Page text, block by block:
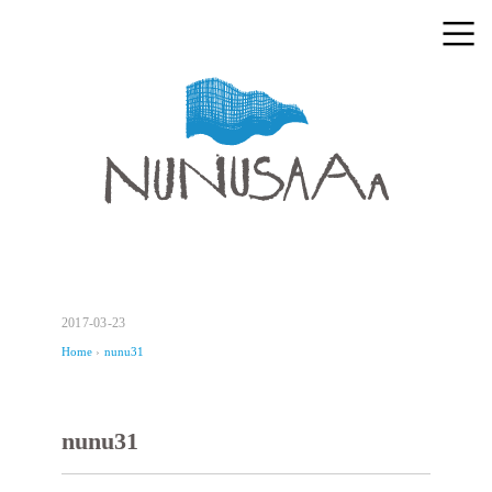
2017-03-23
Home › nunu31
nunu31